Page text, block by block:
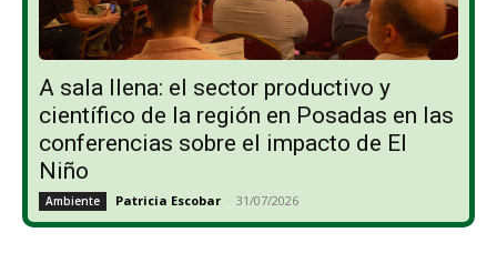
A sala llena: el sector productivo y
científico de la región en Posadas en las
conferencias sobre el impacto de El
Niño
Ambiente Patricia Escobar - 31/07/2026